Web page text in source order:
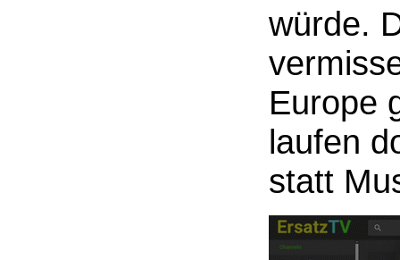
würde.
Europe
laufen
statt